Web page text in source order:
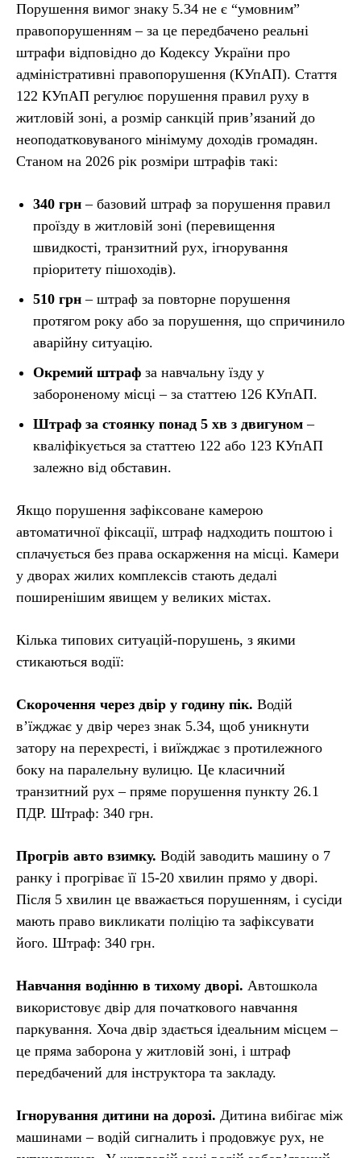
Порушення вимог знаку 5.34 не є “умовним”
правопорушенням – за це передбачено реальні
штрафи відповідно до Кодексу України про
адміністративні правопорушення (КУпАП). Стаття
122 КУпАП регулює порушення правил руху в
житловій зоні, а розмір санкцій прив’язаний до
неоподатковуваного мінімуму доходів громадян.
Станом на 2026 рік розміри штрафів такі:
340 грн – базовий штраф за порушення правил
проїзду в житловій зоні (перевищення
швидкості, транзитний рух, ігнорування
пріоритету пішоходів).
510 грн – штраф за повторне порушення
протягом року або за порушення, що спричинило
аварійну ситуацію.
Окремий штраф за навчальну їзду у
забороненому місці – за статтею 126 КУпАП.
Штраф за стоянку понад 5 хв з двигуном –
кваліфікується за статтею 122 або 123 КУпАП
залежно від обставин.
Якщо порушення зафіксоване камерою
автоматичної фіксації, штраф надходить поштою і
сплачується без права оскарження на місці. Камери
у дворах жилих комплексів стають дедалі
поширенішим явищем у великих містах.
Кілька типових ситуацій-порушень, з якими
стикаються водії:
Скорочення через двір у годину пік. Водій
в’їжджає у двір через знак 5.34, щоб уникнути
затору на перехресті, і виїжджає з протилежного
боку на паралельну вулицю. Це класичний
транзитний рух – пряме порушення пункту 26.1
ПДР. Штраф: 340 грн.
Прогрів авто взимку. Водій заводить машину о 7
ранку і прогріває її 15-20 хвилин прямо у дворі.
Після 5 хвилин це вважається порушенням, і сусіди
мають право викликати поліцію та зафіксувати
його. Штраф: 340 грн.
Навчання водінню в тихому дворі. Автошкола
використовує двір для початкового навчання
паркування. Хоча двір здається ідеальним місцем –
це пряма заборона у житловій зоні, і штраф
передбачений для інструктора та закладу.
Ігнорування дитини на дорозі. Дитина вибігає між
машинами – водій сигналить і продовжує рух, не